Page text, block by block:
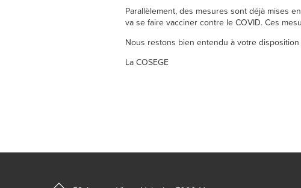
Parallèlement, des mesures sont déjà mises
va se faire vacciner contre le COVID. Ces
Nous restons bien entendu à votre
La COSEGE